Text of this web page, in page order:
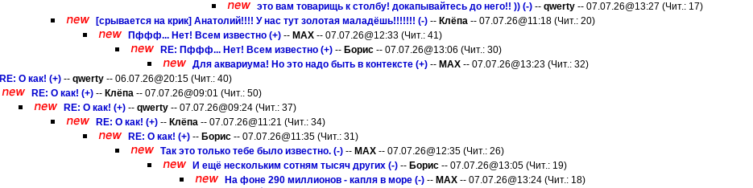
это вам товарищь к столбу! докапывайтесь до него!! )) (-) -- qwerty -- 07.07.26@13:27 (Чит.: 17)
[срывается на крик] Анатолий!!!! У нас тут золотая маладёшь!!!!!!! (-) -- Клёпа -- 07.07.26@11:18 (Чит.: 20)
Пффф... Нет! Всем известно (+) -- MAX -- 07.07.26@12:33 (Чит.: 41)
RE: Пффф... Нет! Всем известно (+) -- Борис -- 07.07.26@13:06 (Чит.: 30)
Для аквариума! Но это надо быть в контексте (+) -- MAX -- 07.07.26@13:23 (Чит.: 32)
RE: О как! (+) -- qwerty -- 06.07.26@20:15 (Чит.: 40)
RE: О как! (+) -- Клёпа -- 07.07.26@09:01 (Чит.: 50)
RE: О как! (+) -- qwerty -- 07.07.26@09:24 (Чит.: 37)
RE: О как! (+) -- Клёпа -- 07.07.26@11:21 (Чит.: 34)
RE: О как! (+) -- Борис -- 07.07.26@11:35 (Чит.: 31)
Так это только тебе было известно. (-) -- MAX -- 07.07.26@12:35 (Чит.: 26)
И ещё нескольким сотням тысяч других (-) -- Борис -- 07.07.26@13:05 (Чит.: 19)
На фоне 290 миллионов - капля в море (-) -- MAX -- 07.07.26@13:24 (Чит.: 18)